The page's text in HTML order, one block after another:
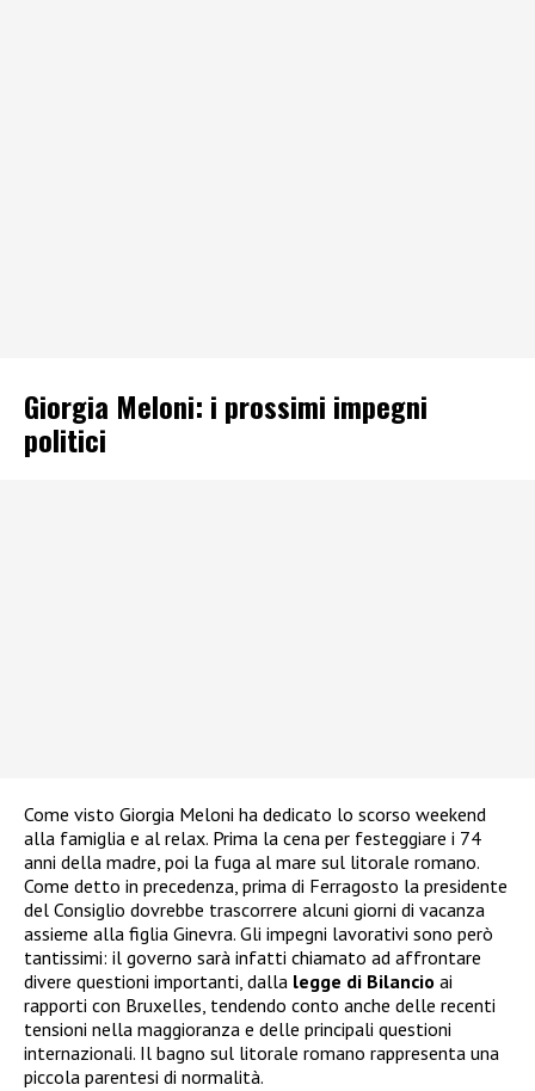
Giorgia Meloni: i prossimi impegni
politici
Come visto Giorgia Meloni ha dedicato lo scorso weekend
alla famiglia e al relax. Prima la cena per festeggiare i 74
anni della madre, poi la fuga al mare sul litorale romano.
Come detto in precedenza, prima di Ferragosto la presidente
del Consiglio dovrebbe trascorrere alcuni giorni di vacanza
assieme alla figlia Ginevra. Gli impegni lavorativi sono però
tantissimi: il governo sarà infatti chiamato ad affrontare
divere questioni importanti, dalla legge di Bilancio ai
rapporti con Bruxelles, tendendo conto anche delle recenti
tensioni nella maggioranza e delle principali questioni
internazionali. Il bagno sul litorale romano rappresenta una
piccola parentesi di normalità.